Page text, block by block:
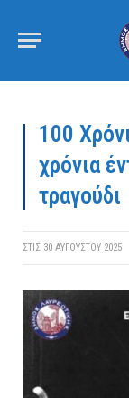
100
χρόνια
τραγούδι
ΣΤΙΣ 30 ΑΥΓΟΎΣΤΟΥ 2025